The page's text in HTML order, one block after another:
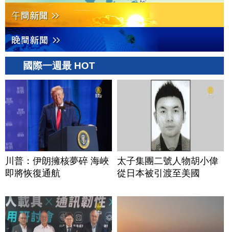
國際一週最 HOT
川普：伊朗擁核夢碎 海峽
即將恢復通航
太子集團二號人物胡小偉
從日本被引渡至美國